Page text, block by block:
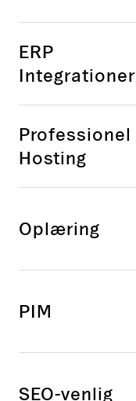
ERP
Integrationer
Professionel
Hosting
Oplæring
PIM
SEO-venlig